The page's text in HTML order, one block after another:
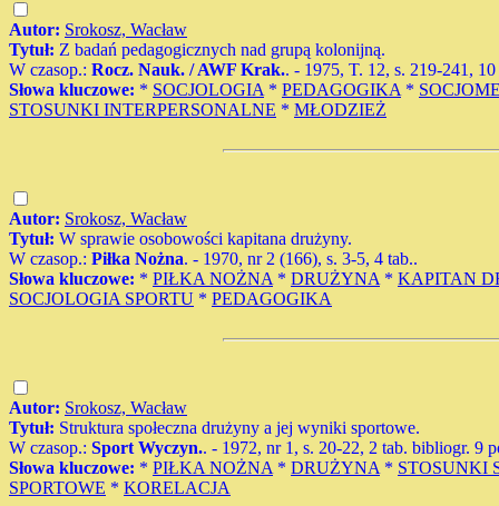
Autor: Srokosz, Wacław
Tytuł: Z badań pedagogicznych nad grupą kolonijną.
W czasop.: Rocz. Nauk. / AWF Krak.. - 1975, T. 12, s. 219-241,
Słowa kluczowe: * SOCJOLOGIA * PEDAGOGIKA *
STOSUNKI INTERPERSONALNE * MŁODZIEŻ
Autor: Srokosz, Wacław
Tytuł: W sprawie osobowości kapitana drużyny.
W czasop.: Piłka Nożna. - 1970, nr 2 (166), s. 3-5, 4 tab..
Słowa kluczowe: * PIŁKA NOŻNA * DRUŻYNA * KAPITAN
SOCJOLOGIA SPORTU * PEDAGOGIKA
Autor: Srokosz, Wacław
Tytuł: Struktura społeczna drużyny a jej wyniki sportowe.
W czasop.: Sport Wyczyn.. - 1972, nr 1, s. 20-22, 2 tab. bibliogr. 9
Słowa kluczowe: * PIŁKA NOŻNA * DRUŻYNA * STOSUNKI
SPORTOWE * KORELACJA